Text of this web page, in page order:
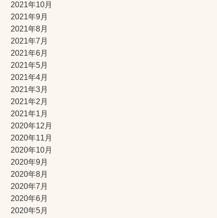
2021年10月
2021年9月
2021年8月
2021年7月
2021年6月
2021年5月
2021年4月
2021年3月
2021年2月
2021年1月
2020年12月
2020年11月
2020年10月
2020年9月
2020年8月
2020年7月
2020年6月
2020年5月